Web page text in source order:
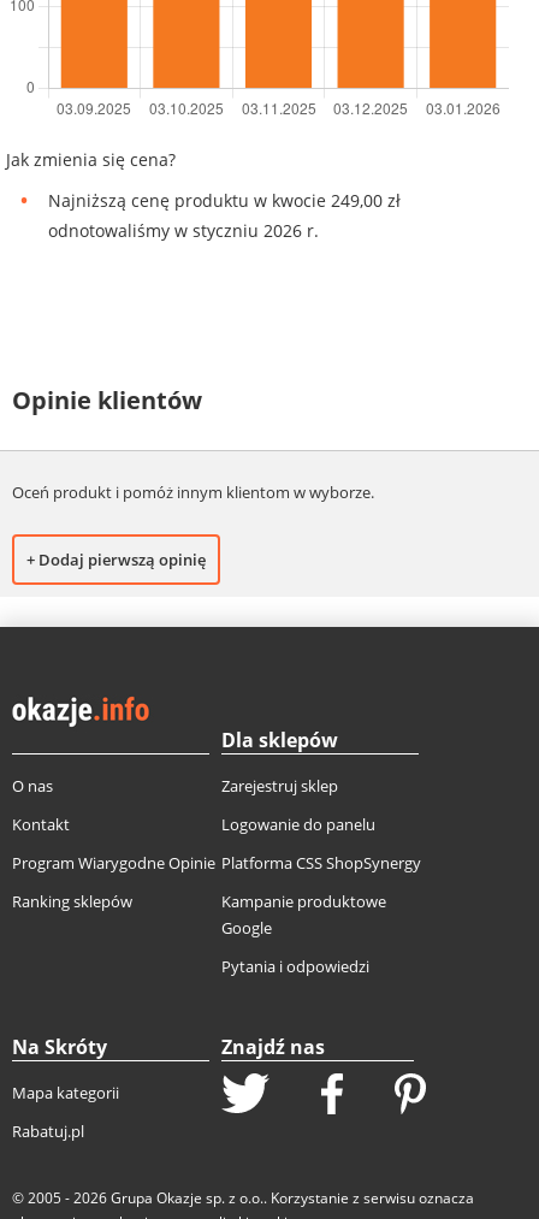
Jak zmienia się cena?
Najniższą cenę produktu w kwocie 249,00 zł
odnotowaliśmy w styczniu 2026 r.
Opinie klientów
Oceń produkt i pomóż innym klientom w wyborze.
+ Dodaj pierwszą opinię
O nas
Kontakt
Program Wiarygodne Opinie
Ranking sklepów
Dla sklepów
Zarejestruj sklep
Logowanie do panelu
Platforma CSS ShopSynergy
Kampanie produktowe
Google
Pytania i odpowiedzi
Na Skróty
Mapa kategorii
Rabatuj.pl
Znajdź nas
© 2005 - 2026Grupa Okazje sp. z o.o.. Korzystanie z serwisu oznacza